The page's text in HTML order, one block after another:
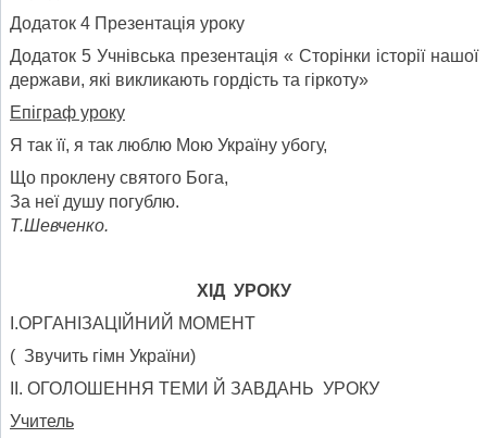
Додаток 4 Презентація уроку
Додаток 5 Учнівська презентація « Сторінки історії нашої
держави, які викликають гордість та гіркоту»
Епіграф уроку
Я так її, я так люблю Мою Україну убогу,
Що проклену святого Бога,
За неї душу погублю.
Т.Шевченко.
ХІД УРОКУ
І.ОРГАНІЗАЦІЙНИЙ МОМЕНТ
( Звучить гімн України)
ІІ. ОГОЛОШЕННЯ ТЕМИ Й ЗАВДАНЬ УРОКУ
Учитель